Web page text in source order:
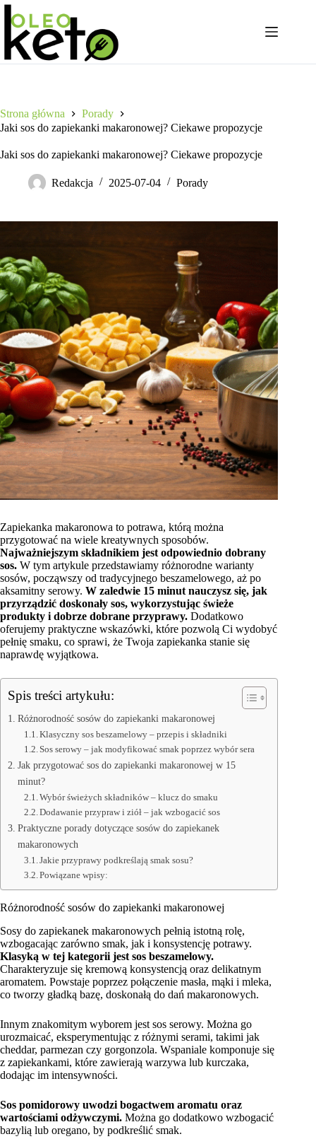
Przejdź
treści
Strona główna
Porady
Jaki sos do zapiekanki makaronowej? Ciekawe propozycje
Jaki sos do zapiekanki makaronowej? Ciekawe propozycje
Redakcja 2025-07-04 Porady
Zapiekanka makaronowa to potrawa, którą można
przygotować na wiele kreatywnych sposobów.
Najważniejszym składnikiem jest odpowiednio dobrany
sos. W tym artykule przedstawiamy różnorodne warianty
sosów, począwszy od tradycyjnego beszamelowego, aż po
aksamitny serowy. W zaledwie 15 minut nauczysz się, jak
przyrządzić doskonały sos, wykorzystując świeże
produkty i dobrze dobrane przyprawy. Dodatkowo
oferujemy praktyczne wskazówki, które pozwolą Ci wydobyć
pełnię smaku, co sprawi, że Twoja zapiekanka stanie się
naprawdę wyjątkowa.
Spis treści artykułu:
Różnorodność sosów do zapiekanki makaronowej
Klasyczny sos beszamelowy – przepis i składniki
Sos serowy – jak modyfikować smak poprzez wybór sera
Jak przygotować sos do zapiekanki makaronowej w 15
minut?
Wybór świeżych składników – klucz do smaku
Dodawanie przypraw i ziół – jak wzbogacić sos
Praktyczne porady dotyczące sosów do zapiekanek
makaronowych
Jakie przyprawy podkreślają smak sosu?
Powiązane wpisy:
Różnorodność sosów do zapiekanki makaronowej
Sosy do zapiekanek makaronowych pełnią istotną rolę,
wzbogacając zarówno smak, jak i konsystencję potrawy.
Klasyką w tej kategorii jest sos beszamelowy.
Charakteryzuje się kremową konsystencją oraz delikatnym
aromatem. Powstaje poprzez połączenie masła, mąki i mleka,
co tworzy gładką bazę, doskonałą do dań makaronowych.
Innym znakomitym wyborem jest sos serowy. Można go
urozmaicać, eksperymentując z różnymi serami, takimi jak
cheddar, parmezan czy gorgonzola. Wspaniale komponuje się
z zapiekankami, które zawierają warzywa lub kurczaka,
dodając im intensywności.
Sos pomidorowy uwodzi bogactwem aromatu oraz
wartościami odżywczymi. Można go dodatkowo wzbogacić
bazylią lub oregano, by podkreślić smak.